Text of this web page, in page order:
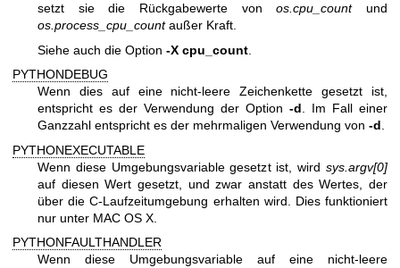
setzt sie die Rückgabewerte vonos.cpu_countund
os.process_cpu_countaußer Kraft.
Siehe auch die Option -X cpu_count
PYTHONDEBUG
Wenn dies auf eine nicht-leere Zeichenkette gesetzt ist,
entspricht es der Verwendung der Option -d. Im Fall einer
Ganzzahl entspricht es der mehrmaligen Verwendung von -d.
PYTHONEXECUTABLE
Wenn diese Umgebungsvariable gesetzt ist, wird sys.argv[0]
auf diesen Wert gesetzt, und zwar anstatt des Wertes, der
über die C-Laufzeitumgebung erhalten wird. Dies funktioniert
nur unter MAC OS X.
PYTHONFAULTHANDLER
Wenn diese Umgebungsvariable auf eine nicht-leere